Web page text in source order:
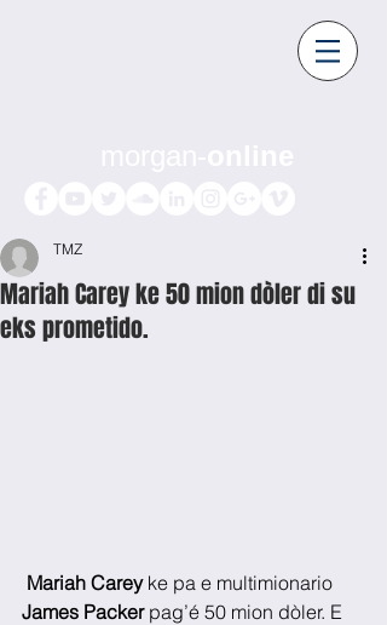
Mariah Carey ke 50 mion dòler di su
eks prometido.
TMZ
Mariah Carey ke pa e multimionario
James Packer pag’é 50 mion dòler. E